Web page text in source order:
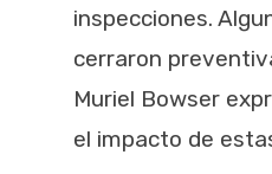
inspecciones.
cerraron
Muriel Bowser
el impacto de